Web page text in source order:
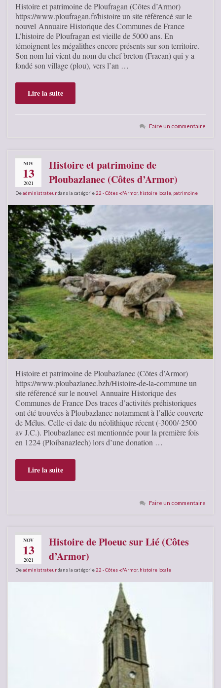
Histoire et patrimoine de Ploufragan (Côtes d’Armor)
https://www.ploufragan.fr/histoire un site référencé sur le
nouvel Annuaire Historique des Communes de France
L’histoire de Ploufragan est vieille de 5000 ans. En
témoignent les mégalithes encore présents sur son territoire.
Son nom lui vient du nom du chef breton (Fracan) qui y a
fondé son village (plou), vers l’an …
Lire la suite
Faire un commentaire
NOV
13
2021
Histoire et patrimoine de
Ploubazlanec (Côtes d’Armor)
Deadministrateurdans la catégorie22 - Côtes -d'Armor, histoire locale patrimoine
Histoire et patrimoine de Ploubazlanec (Côtes d’Armor)
https://www.ploubazlanec.bzh/Histoire-de-la-commune un
site référencé sur le nouvel Annuaire Historique des
Communes de France Des traces d’activités préhistoriques
ont été trouvées à Ploubazlanec notamment à l’allée couverte
de Mélus. Celle-ci date du néolithique récent (-3000/-2500
av J.C.). Ploubazlanec est mentionnée pour la première fois
en 1224 (Ploibanazlech) lors d’une donation …
Lire la suite
Faire un commentaire
NOV
13
2021
Histoire de Ploeuc sur Lié (Côtes
d’Armor)
Deadministrateurdans la catégorie22 - Côtes -d'Armor, histoire locale